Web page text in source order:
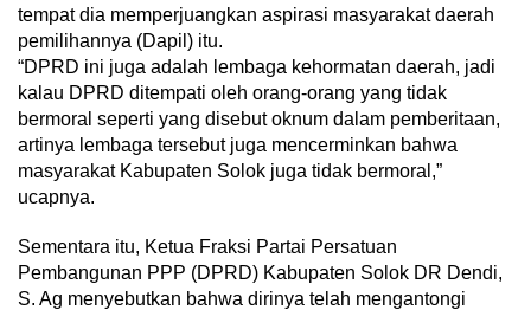
tempat dia memperjuangkan aspirasi masyarakat daerah
pemilihannya (Dapil) itu.
“DPRD ini juga adalah lembaga kehormatan daerah, jadi
kalau DPRD ditempati oleh orang-orang yang tidak
bermoral seperti yang disebut oknum dalam pemberitaan,
artinya lembaga tersebut juga mencerminkan bahwa
masyarakat Kabupaten Solok juga tidak bermoral,”
ucapnya.
Sementara itu, Ketua Fraksi Partai Persatuan
Pembangunan PPP (DPRD) Kabupaten Solok DR Dendi,
S. Ag menyebutkan bahwa dirinya telah mengantongi